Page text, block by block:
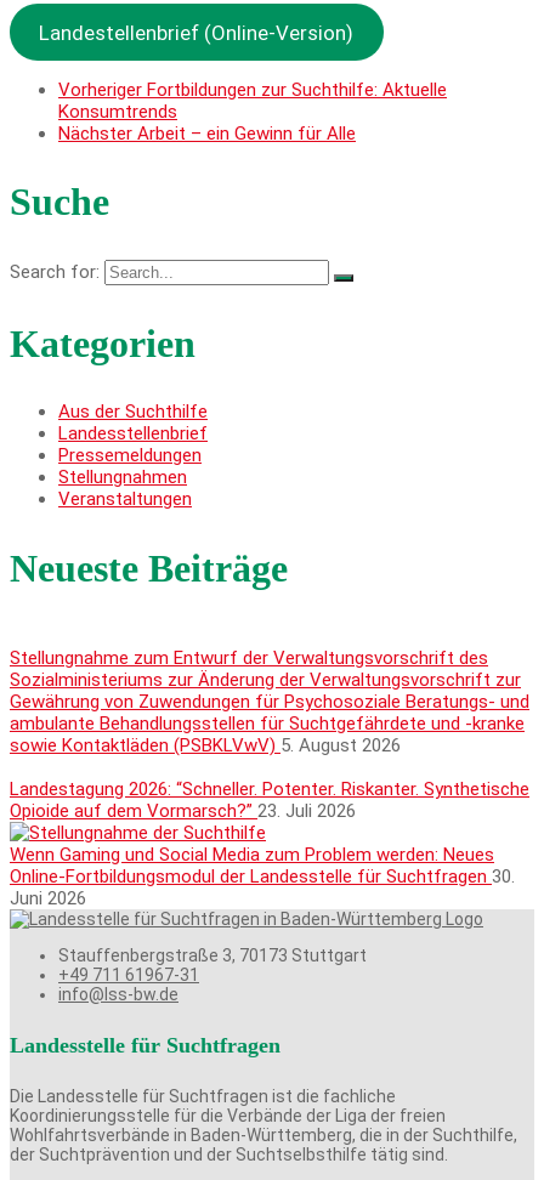
Landestellenbrief (Online-Version)
Vorheriger Fortbildungen zur Suchthilfe: Aktuelle
Konsumtrends
Nächster Arbeit – ein Gewinn für Alle
Suche
Search for:
Kategorien
Aus der Suchthilfe
Landesstellenbrief
Pressemeldungen
Stellungnahmen
Veranstaltungen
Neueste Beiträge
Stellungnahme zum Entwurf der Verwaltungsvorschrift des
Sozialministeriums zur Änderung der Verwaltungsvorschrift zur
Gewährung von Zuwendungen für Psychosoziale Beratungs- und
ambulante Behandlungsstellen für Suchtgefährdete und -kranke
sowie Kontaktläden (PSBKLVwV) 5. August 2026
Landestagung 2026: “Schneller. Potenter. Riskanter. Synthetische
Opioide auf dem Vormarsch?” 23. Juli 2026
Wenn Gaming und Social Media zum Problem werden: Neues
Online-Fortbildungsmodul der Landesstelle für Suchtfragen 30.
Juni 2026
Stauffenbergstraße 3, 70173 Stuttgart
+49 711 61967-31
info@lss-bw.de
Landesstelle für Suchtfragen
Die Landesstelle für Suchtfragen ist die fachliche
Koordinierungsstelle für die Verbände der Liga der freien
Wohlfahrtsverbände in Baden-Württemberg, die in der Suchthilfe,
der Suchtprävention und der Suchtselbsthilfe tätig sind.